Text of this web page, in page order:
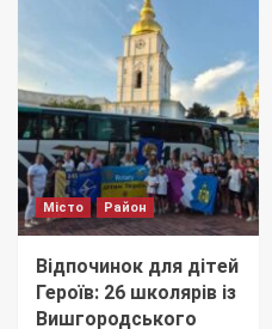
Місто Район
Відпочинок для дітей
Героїв: 26 школярів із
Вишгородського